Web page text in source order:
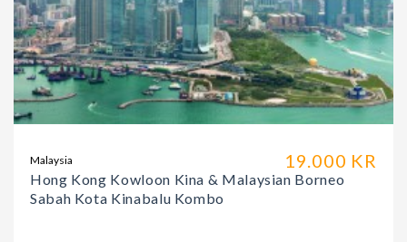
19.000 KR
Malaysia
Hong Kong Kowloon Kina & Malaysian Borneo
Sabah Kota Kinabalu Kombo